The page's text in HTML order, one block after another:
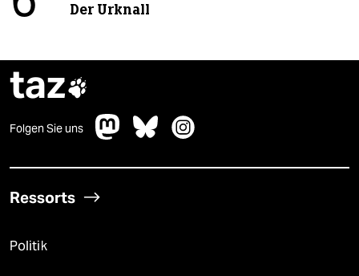
Der Urknall
taz
Folgen Sie uns
Ressorts
Politik